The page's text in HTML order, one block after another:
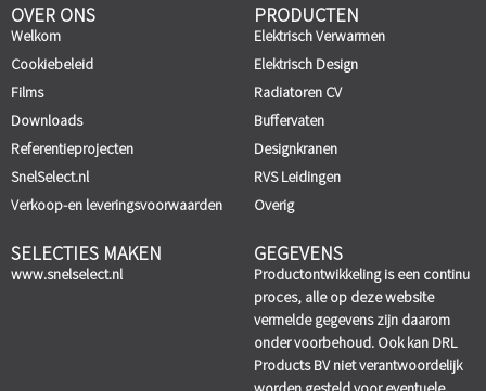
OVER ONS
Welkom
Cookiebeleid
Films
Downloads
Referentieprojecten
SnelSelect.nl
Verkoop-en leveringsvoorwaarden
PRODUCTEN
Elektrisch Verwarmen
Elektrisch Design
Radiatoren CV
Buffervaten
Designkranen
RVS Leidingen
Overig
SELECTIES MAKEN
www.snelselect.nl
GEGEVENS
Productontwikkeling is een continu
proces, alle op deze website
vermelde gegevens zijn daarom
onder voorbehoud. Ook kan DRL
Products BV niet verantwoordelijk